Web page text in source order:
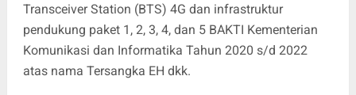
Transceiver Station (BTS) 4G dan infrastruktur
pendukung paket 1, 2, 3, 4, dan 5 BAKTI Kementerian
Komunikasi dan Informatika Tahun 2020 s/d 2022
atas nama Tersangka EH dkk.